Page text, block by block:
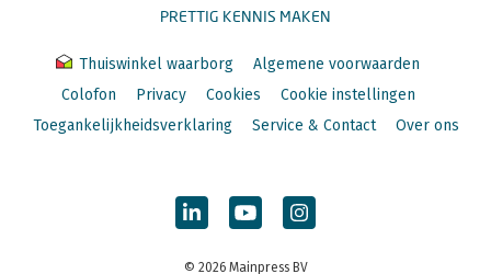
PRETTIG KENNIS MAKEN
Thuiswinkel waarborg
Algemene voorwaarden
Colofon
Privacy Cookies
Cookie instellingen
Toegankelijkheidsverklaring
Service & Contact Over ons
© 2026 Mainpress BV